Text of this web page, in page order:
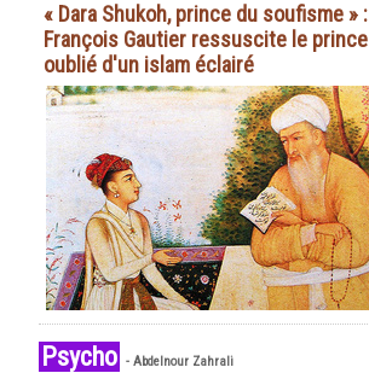
« Dara Shukoh, prince du soufisme » :
François Gautier ressuscite le prince
oublié d'un islam éclairé
Psycho - Abdelnour Zahrali